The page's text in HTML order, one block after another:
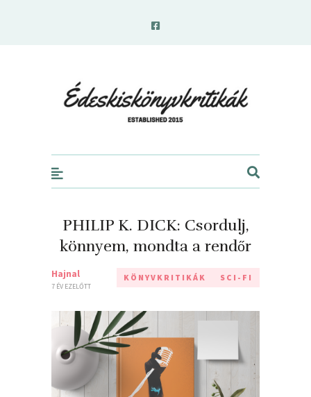
PHILIP K. DICK: Csordulj,
könnyem, mondta a rendőr
Hajnal
7 ÉV EZELŐTT
KÖNYVKRITIKÁK SCI-FI